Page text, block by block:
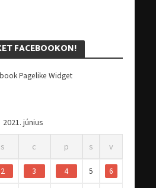
FACEBOOKON!
2021. június
s c p s v
2 3 4 5 6